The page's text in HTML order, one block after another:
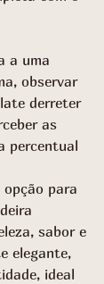
a uma
observar
derreter
as
percentual
opção para
sabor e
elegante,
ideal